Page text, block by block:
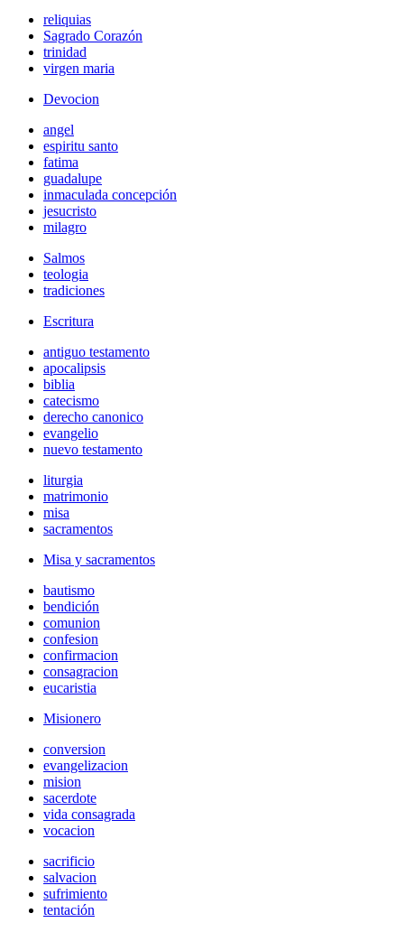
reliquias
Sagrado Corazón
trinidad
virgen maria
Devocion
angel
espiritu santo
fatima
guadalupe
inmaculada concepción
jesucristo
milagro
Salmos
teologia
tradiciones
Escritura
antiguo testamento
apocalipsis
biblia
catecismo
derecho canonico
evangelio
nuevo testamento
liturgia
matrimonio
misa
sacramentos
Misa y sacramentos
bautismo
bendición
comunion
confesion
confirmacion
consagracion
eucaristia
Misionero
conversion
evangelizacion
mision
sacerdote
vida consagrada
vocacion
sacrificio
salvacion
sufrimiento
tentación